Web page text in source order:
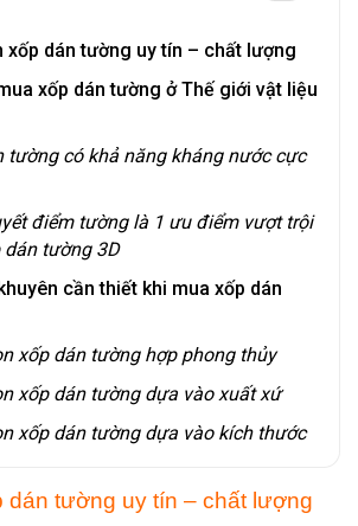
xốp dán tường uy tín – chất lượng
xốp dán tường ở Thế giới vật liệu
tường có khả năng kháng nước cực
điểm tường là 1 ưu điểm vượt trội
dán tường 3D
cần thiết khi mua xốp dán
xốp dán tường hợp phong thủy
xốp dán tường dựa vào xuất xứ
xốp dán tường dựa vào kích thước
dán tường uy tín – chất lượng